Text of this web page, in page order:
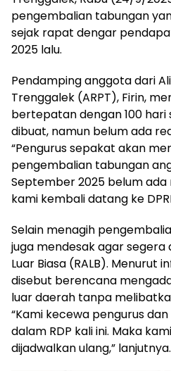
pengembalian tabungan
sejak rapat dengar
2025 lalu.
Pendamping anggota dari
Trenggalek (ARPT), Firin,
bertepatan dengan 100 hari
dibuat, namun belum ada
“Pengurus sepakat akan
pengembalian tabungan
September 2025 belum ada
kami kembali datang ke
Selain menagih
juga mendesak agar
Luar Biasa (RALB). Menurut
disebut berencana
luar daerah tanpa
“Kami kecewa pengurus
dalam RDP kali ini. Maka
dijadwalkan ulang,” lanjutnya.